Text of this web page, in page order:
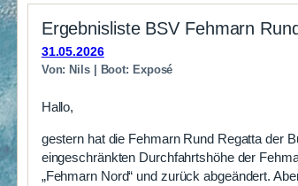
Inhalt
springenErgebnisliste BSV Fehmarn
31.05.2026
Von: Nils | Boot: Exposé
Hallo,
gestern hat die Fehmarn Rund Regatta der
eingeschränkten Durchfahrtshöhe der
„Fehmarn Nord“ und zurück abgeändert.